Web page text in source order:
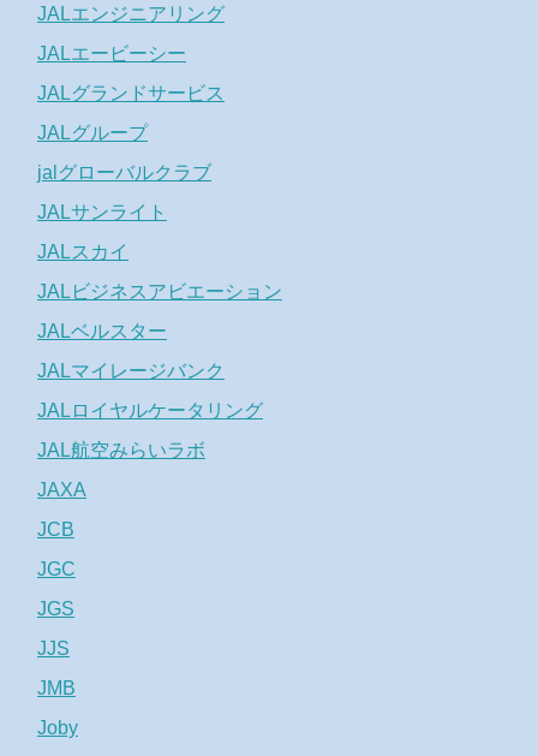
JALエンジニアリング
JALエービーシー
JALグランドサービス
JALグループ
jalグローバルクラブ
JALサンライト
JALスカイ
JALビジネスアビエーション
JALベルスター
JALマイレージバンク
JALロイヤルケータリング
JAL航空みらいラボ
JAXA
JCB
JGC
JGS
JJS
JMB
Joby